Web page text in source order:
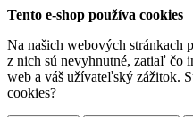
Tento e-shop používa cookies
Na našich webových stránkach
z nich sú nevyhnutné, zatiaľ čo
web a váš užívateľský zážitok.
cookies?